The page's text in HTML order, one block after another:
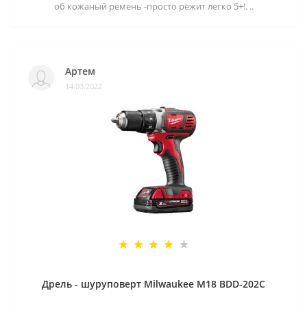
об кожаный ремень -просто режит легко 5+!. ..
Артем
14.03.2022
Дрель - шуруповерт Milwaukee M18 BDD-202C